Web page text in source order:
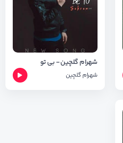
شهرام گلچین - بی تو
شهرام گلچین